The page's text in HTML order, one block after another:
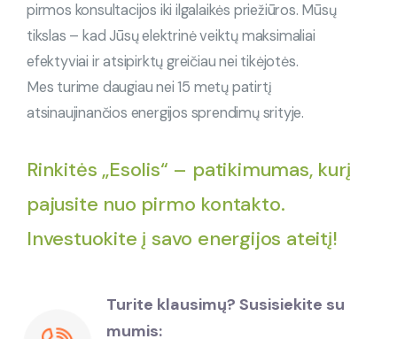
pirmos konsultacijos iki ilgalaikės priežiūros. Mūsų
tikslas – kad Jūsų elektrinė veiktų maksimaliai
efektyviai ir atsipirktų greičiau nei tikėjotės.
Mes turime daugiau nei 15 metų patirtį
atsinaujinančios energijos sprendimų srityje.
Rinkitės „Esolis“ – patikimumas, kurį
pajusite nuo pirmo kontakto.
Investuokite į savo energijos ateitį!
Turite klausimų? Susisiekite su
mumis: